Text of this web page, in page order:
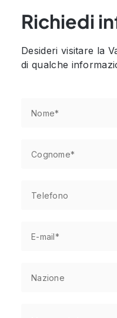
Richiedi
Desideri visitare la
di qualche